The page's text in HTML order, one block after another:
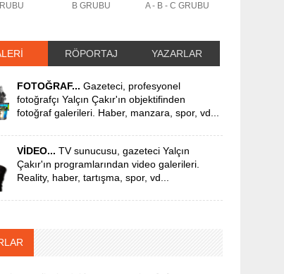
B GRUBU A - B - C GRUBU
RÖPORTAJ YAZARLAR
FOTOĞRAF... Gazeteci, profesyonel
fotoğrafçı Yalçın Çakır'ın objektifinden
fotoğraf galerileri. Haber, manzara, spor, vd...
VİDEO... TV sunucusu, gazeteci Yalçın
Çakır'ın programlarından video galerileri.
Reality, haber, tartışma, spor, vd...